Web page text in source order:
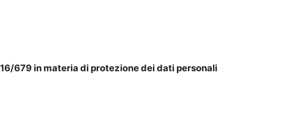
679 in materia di protezione dei dati personali